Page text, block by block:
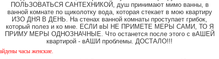
ПОЛЬЗОВАТЬСЯ САНТЕХНИКОЙ, душ принимают мимо ванны, в
ванной комнате по щиколотку вода, которая стекает в мою квартиру
ИЗО ДНЯ В ДЕНЬ. На стенах ванной комнаты проступает грибок,
который полез и ко мне. ЕСЛИ вЫ НЕ ПРИМЕТЕ МЕРЫ САМИ, ТО Я
ПРИМУ МЕРЫ ОДНОЗНАЧНЫЕ. Что останется после этого с вАШЕЙ
квартирой - вАШИ проблемы. ДОСТАЛО!!!
женские.